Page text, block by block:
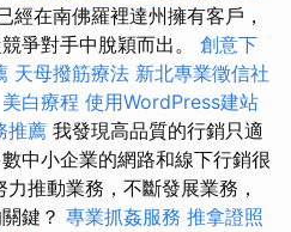
經在南佛羅裡達州擁有客戶，
爭對手中脫穎而出。 創意下
天母撥筋療法 新北專業徵信社
白療程 使用WordPress建站
推薦 我發現高品質的行銷只適
中小企業的網路和線下行銷很
推動業務，不斷發展業務，
鍵？ 專業抓姦服務 推拿證照